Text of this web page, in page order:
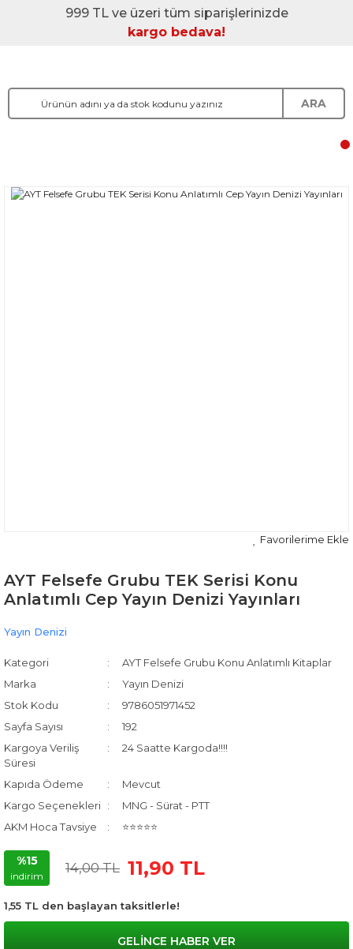
999 TL ve üzeri tüm siparişlerinizde
kargo bedava!
ARA
AYT Felsefe Grubu TEK Serisi Konu
Anlatımlı Cep Yayın Denizi Yayınları
Yayın Denizi
Kategori
AYT Felsefe Grubu Konu Anlatımlı Kitaplar
Marka
Yayın Denizi
Stok Kodu
9786051971452
Sayfa Sayısı
192
Kargoya Veriliş
Süresi
24 Saatte Kargoda!!!!
Kapıda Ödeme
Mevcut
Kargo Seçenekleri
MNG - Sürat - PTT
AKM Hoca Tavsiye
⭐⭐⭐⭐⭐
%15
indirim
14,00 TL 11,90 TL
1,55 TL den başlayan taksitlerle!
GELİNCE HABER VER